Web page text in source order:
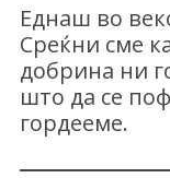
Еднаш во
Среќни сме
добрина ни
што да се
гордееме.